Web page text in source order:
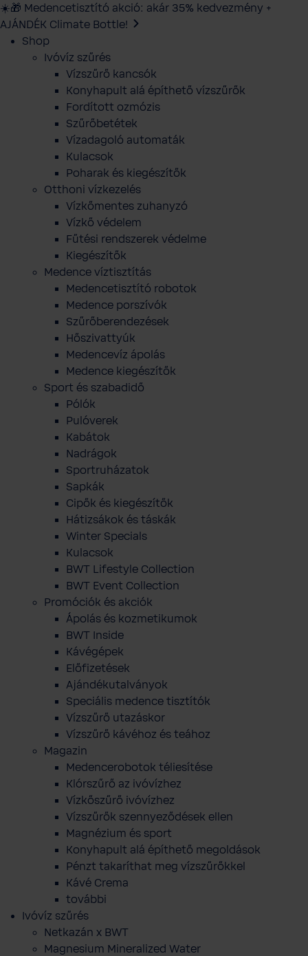
☀️🎁 Medencetisztító akció: akár 35% kedvezmény +
AJÁNDÉK Climate Bottle!
Shop
Ivóvíz szűrés
Vízszűrő kancsók
Konyhapult alá építhető vízszűrők
Fordított ozmózis
Szűrőbetétek
Vízadagoló automaták
Kulacsok
Poharak és kiegészítők
Otthoni vízkezelés
Vízkőmentes zuhanyzó
Vízkő védelem
Fűtési rendszerek védelme
Kiegészítők
Medence víztisztítás
Medencetisztító robotok
Medence porszívók
Szűrőberendezések
Hőszivattyúk
Medencevíz ápolás
Medence kiegészítők
Sport és szabadidő
Pólók
Pulóverek
Kabátok
Nadrágok
Sportruházatok
Sapkák
Cipők és kiegészítők
Hátizsákok és táskák
Winter Specials
Kulacsok
BWT Lifestyle Collection
BWT Event Collection
Promóciók és akciók
Ápolás és kozmetikumok
BWT Inside
Kávégépek
Előfizetések
Ajándékutalványok
Speciális medence tisztítók
Vízszűrő utazáskor
Vízszűrő kávéhoz és teához
Magazin
Medencerobotok téliesítése
Klórszűrő az ivóvízhez
Vízkőszűrő ivóvízhez
Vízszűrők szennyeződések ellen
Magnézium és sport
Konyhapult alá építhető megoldások
Pénzt takaríthat meg vízszűrőkkel
Kávé Crema
további
Ivóvíz szűrés
Netkazán x BWT
Magnesium Mineralized Water